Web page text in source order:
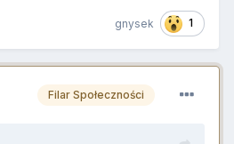
gnysek 1
Filar Społeczności